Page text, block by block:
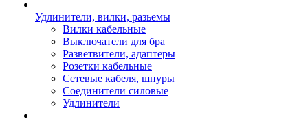
Удлинители, вилки, разьемы
Вилки кабельные
Выключатели для бра
Разветвители, адаптеры
Розетки кабельные
Сетевые кабеля, шнуры
Соединители силовые
Удлинители